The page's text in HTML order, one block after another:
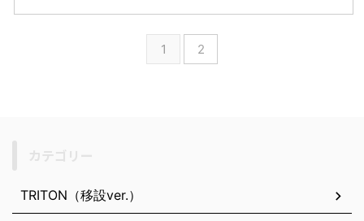
1 2
TRITON（移設ver.）